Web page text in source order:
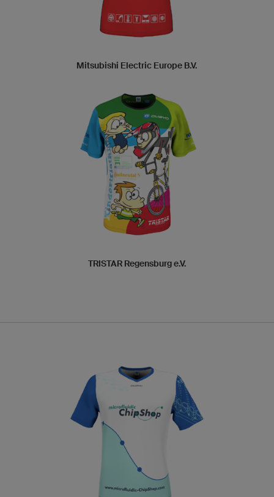
Mitsubishi Electric Europe B.V.
TRISTAR Regensburg e.V.